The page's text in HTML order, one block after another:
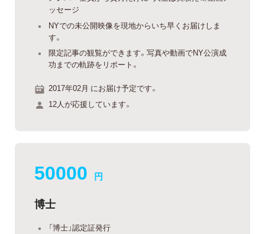
ッセージ
NYでの未公開映像を現地からいち早くお届けしま
す。
限定記事の観覧ができます。写真や動画でNY公演成
功までの軌跡をリポート。
2017年02月 にお届け予定です。
12人が応援しています。
50000 円
博士
「博士」認定証発行